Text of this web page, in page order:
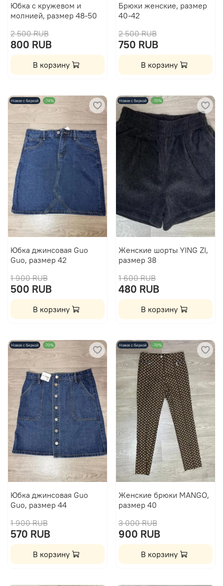
Юбка с кружевом и
молнией, размер 48-50
2 500 RUB
800 RUB
В корзину
Брюки женские, размер
40-42
2 500 RUB
750 RUB
В корзину
Новое с биркой -74%
Юбка джинсовая Guo
Guo, размер 42
1 900 RUB
500 RUB
В корзину
Новое с биркой -70%
Женские шорты YING ZI,
размер 38
1 600 RUB
480 RUB
В корзину
Новое с биркой -70%
Юбка джинсовая Guo
Guo, размер 44
1 900 RUB
570 RUB
В корзину
Новое с биркой -70%
Женские брюки MANGO,
размер 40
3 000 RUB
900 RUB
В корзину